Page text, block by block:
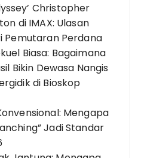
Christopher
di IMAX: Ulasan
Pemutaran Perdana
Biasa: Bagaimana
Bikin Dewasa Nangis
di Bioskop
Mengapa
Jadi Standar